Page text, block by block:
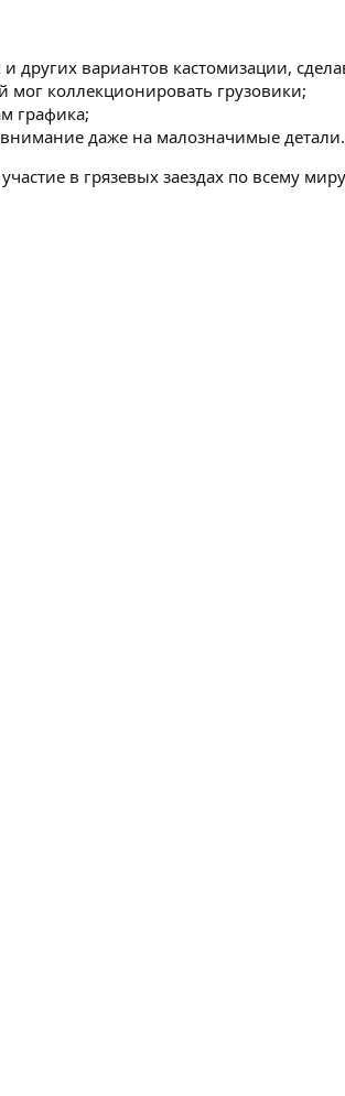
других вариантов кастомизации,
коллекционировать грузовики;
графика;
даже на малозначимые детали.
в грязевых заездах по всему